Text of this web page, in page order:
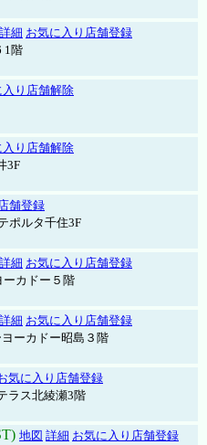
詳細 お気に入り店舗登録
1階
入り店舗解除
入り店舗解除
3F
舗登録
ポルタ千住3F
詳細 お気に入り店舗登録
ーカドー５階
詳細 お気に入り店舗登録
ーカドー昭島３階
気に入り店舗登録
ラス北綾瀬3階
地図 詳細 お気に入り店舗登録